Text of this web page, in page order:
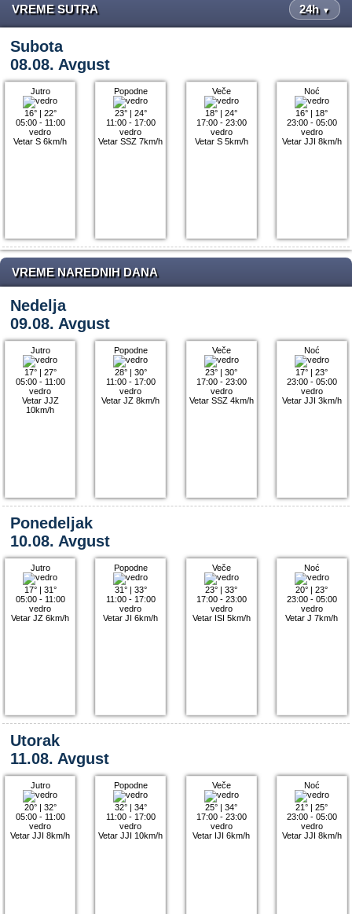
VREME SUTRA 24h ▼
Subota
08.08. Avgust
Jutro
16°| 22°
05:00 - 11:00
vedro
Vetar S 6km/h
Popodne
23°| 24°
11:00 - 17:00
vedro
Vetar SSZ 7km/h
Veče
18° |24°
17:00 - 23:00
vedro
Vetar S 5km/h
Noć
16° | 18°
23:00 - 05:00
vedro
Vetar JJI 8km/h
VREME NAREDNIH DANA
Nedelja
09.08. Avgust
Jutro
17°| 27°
05:00 - 11:00
vedro
Vetar JJZ
10km/h
Popodne
28°| 30°
11:00 - 17:00
vedro
Vetar JZ 8km/h
Veče
23° |30°
17:00 - 23:00
vedro
Vetar SSZ 4km/h
Noć
17° |23°
23:00 - 05:00
vedro
Vetar JJI 3km/h
Ponedeljak
10.08. Avgust
Jutro
17°| 31°
05:00 - 11:00
vedro
Vetar JZ 6km/h
Popodne
31°| 33°
11:00 - 17:00
vedro
Vetar JI 6km/h
Veče
23° |33°
17:00 - 23:00
vedro
Vetar ISI 5km/h
Noć
20° |23°
23:00 - 05:00
vedro
Vetar J 7km/h
Utorak
11.08. Avgust
Jutro
20°| 32°
05:00 - 11:00
vedro
Vetar JJI 8km/h
Popodne
32°| 34°
11:00 - 17:00
vedro
Vetar JJI 10km/h
Veče
25° |34°
17:00 - 23:00
vedro
Vetar IJI 6km/h
Noć
21° |25°
23:00 - 05:00
vedro
Vetar JJI 8km/h